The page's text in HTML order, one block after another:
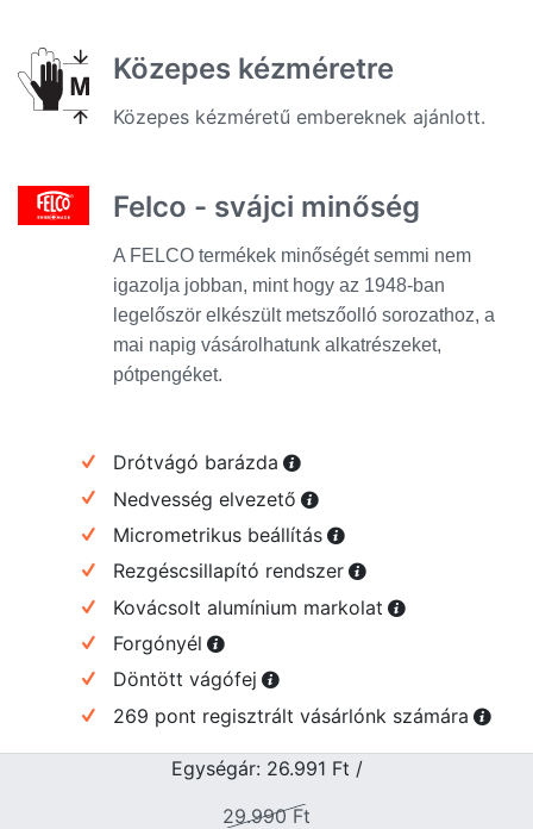
Közepes kézméretre
Közepes kézméretű embereknek ajánlott.
Felco - svájci minőség
A FELCO termékek minőségét semmi nem
igazolja jobban, mint hogy az 1948-ban
legelőször elkészült metszőolló sorozathoz, a
mai napig vásárolhatunk alkatrészeket,
pótpengéket.
Drótvágó barázda
Nedvesség elvezető
Micrometrikus beállítás
Rezgéscsillapító rendszer
Kovácsolt alumínium markolat
Forgónyél
Döntött vágófej
269 pont regisztrált vásárlónk számára
Egységár: 26.991 Ft /
29.990Ft